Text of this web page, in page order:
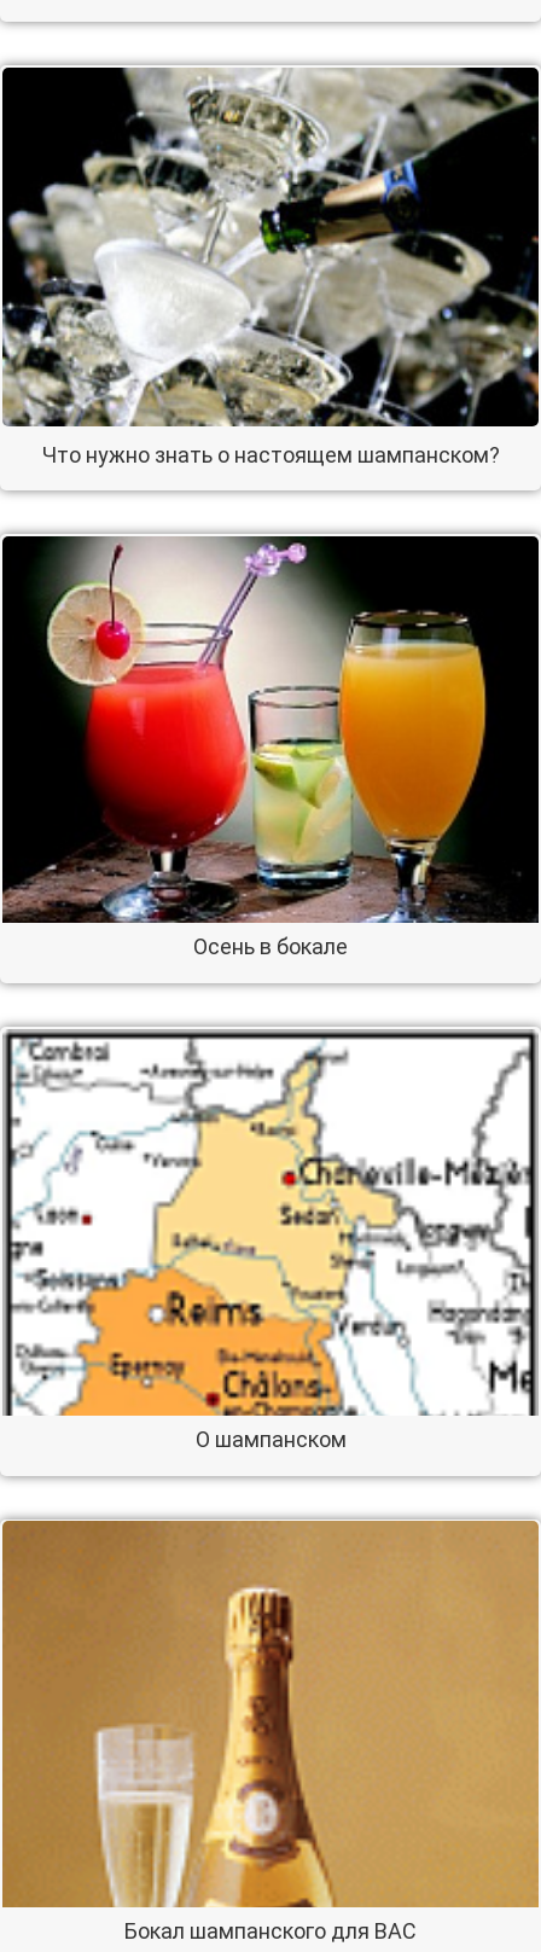
Что нужно знать о настоящем шампанском?
Осень в бокале
О шампанском
Бокал шампанского для ВАС